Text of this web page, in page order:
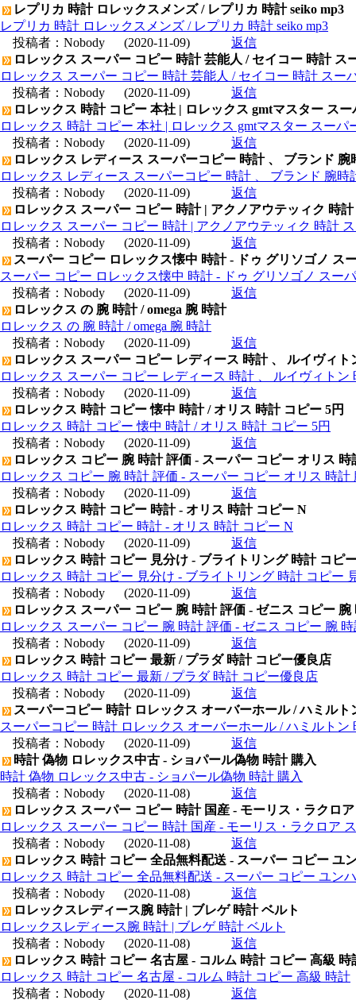
レプリカ 時計 ロレックスメンズ / レプリカ 時計 seiko mp3
レプリカ 時計 ロレックスメンズ / レプリカ 時計 seiko mp3
投稿者： Nobody (2020-11-09)
返信
ロレックス スーパー コピー 時計 芸能人 / セイコー 時計 ス
ロレックス スーパー コピー 時計 芸能人 / セイコー 時計 スー
投稿者： Nobody (2020-11-09)
返信
ロレックス 時計 コピー 本社 | ロレックス gmtマスター ス
ロレックス 時計 コピー 本社 | ロレックス gmtマスター スーパ
投稿者： Nobody (2020-11-09)
返信
ロレックス レディース スーパーコピー 時計 、 ブランド
ロレックス レディース スーパーコピー 時計 、 ブランド 腕時
投稿者： Nobody (2020-11-09)
返信
ロレックス スーパー コピー 時計 | アクノアウテッィク 時
ロレックス スーパー コピー 時計 | アクノアウテッィク 時計
投稿者： Nobody (2020-11-09)
返信
スーパー コピー ロレックス懐中 時計 - ドゥ グリソゴノ ス
スーパー コピー ロレックス懐中 時計 - ドゥ グリソゴノ スー
投稿者： Nobody (2020-11-09)
返信
ロレックス の 腕 時計 / omega 腕 時計
ロレックス の 腕 時計 / omega 腕 時計
投稿者： Nobody (2020-11-09)
返信
ロレックス スーパー コピー レディース 時計 、 ルイヴィ
ロレックス スーパー コピー レディース 時計 、 ルイヴィト
投稿者： Nobody (2020-11-09)
返信
ロレックス 時計 コピー 懐中 時計 / オリス 時計 コピー 5円
ロレックス 時計 コピー 懐中 時計 / オリス 時計 コピー 5円
投稿者： Nobody (2020-11-09)
返信
ロレックス コピー 腕 時計 評価 - スーパー コピー オリス 時
ロレックス コピー 腕 時計 評価 - スーパー コピー オリス 時計
投稿者： Nobody (2020-11-09)
返信
ロレックス 時計 コピー 時計 - オリス 時計 コピー N
ロレックス 時計 コピー 時計 - オリス 時計 コピー N
投稿者： Nobody (2020-11-09)
返信
ロレックス 時計 コピー 見分け - ブライトリング 時計 コピ
ロレックス 時計 コピー 見分け - ブライトリング 時計 コピー
投稿者： Nobody (2020-11-09)
返信
ロレックス スーパー コピー 腕 時計 評価 - ゼニス コピー 腕
ロレックス スーパー コピー 腕 時計 評価 - ゼニス コピー 腕
投稿者： Nobody (2020-11-09)
返信
ロレックス 時計 コピー 最新 / プラダ 時計 コピー優良店
ロレックス 時計 コピー 最新 / プラダ 時計 コピー優良店
投稿者： Nobody (2020-11-09)
返信
スーパーコピー 時計 ロレックス オーバーホール / ハミル
スーパーコピー 時計 ロレックス オーバーホール / ハミルトン
投稿者： Nobody (2020-11-09)
返信
時計 偽物 ロレックス中古 - ショパール偽物 時計 購入
時計 偽物 ロレックス中古 - ショパール偽物 時計 購入
投稿者： Nobody (2020-11-08)
返信
ロレックス スーパー コピー 時計 国産 - モーリス・ラクロ
ロレックス スーパー コピー 時計 国産 - モーリス・ラクロア
投稿者： Nobody (2020-11-08)
返信
ロレックス 時計 コピー 全品無料配送 - スーパー コピー ユ
ロレックス 時計 コピー 全品無料配送 - スーパー コピー ユン
投稿者： Nobody (2020-11-08)
返信
ロレックスレディース腕 時計 | ブレゲ 時計 ベルト
ロレックスレディース腕 時計 | ブレゲ 時計 ベルト
投稿者： Nobody (2020-11-08)
返信
ロレックス 時計 コピー 名古屋 - コルム 時計 コピー 高級 時
ロレックス 時計 コピー 名古屋 - コルム 時計 コピー 高級 時計
投稿者： Nobody (2020-11-08)
返信